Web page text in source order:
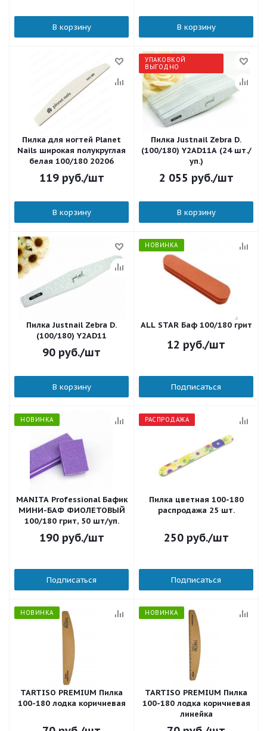
В корзину В корзину
Пилка для ногтей Planet
Nails широкая полукруглая
белая 100/180 20206
119руб./шт
В корзину
УПАКОВКОЙ
ВЫГОДНО
Пилка Justnail Zebra D.
(100/180) Y2AD11A (24 шт./
уп.)
2 055 руб./шт
В корзину
Пилка Justnail Zebra D.
(100/180) Y2AD11
90 руб./шт
В корзину
НОВИНКА
ALL STAR Баф 100/180 грит
12 руб./шт
Подписаться
НОВИНКА
MANITA Professional Бафик
МИНИ-БАФ ФИОЛЕТОВЫЙ
100/180 грит, 50 шт/уп.
190руб./шт
Подписаться
РАСПРОДАЖА
Пилка цветная 100-180
распродажа 25 шт.
250руб./шт
Подписаться
НОВИНКА
TARTISO PREMIUM Пилка
100-180 лодка коричневая
НОВИНКА
TARTISO PREMIUM Пилка
100-180 лодка коричневая
линейка